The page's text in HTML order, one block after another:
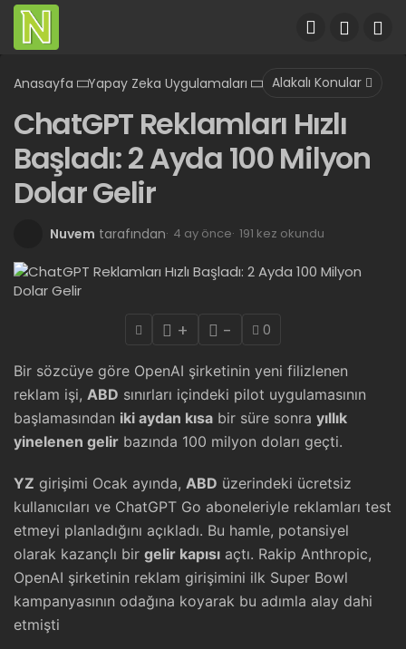
Anasayfa Yapay Zeka Uygulamaları Alakalı Konular
ChatGPT Reklamları Hızlı
Başladı: 2 Ayda 100 Milyon
Dolar Gelir
Nuvem tarafından 4 ay önce 191 kez okundu
+ - 0
Bir sözcüye göre OpenAI şirketinin yeni filizlenen
reklam işi, ABD sınırları içindeki pilot uygulamasının
başlamasından iki aydan kısa bir süre sonra yıllık
yinelenen gelir bazında 100 milyon doları geçti.
YZ girişimi Ocak ayında, ABD üzerindeki ücretsiz
kullanıcıları ve ChatGPT Go aboneleriyle reklamları test
etmeyi planladığını açıkladı. Bu hamle, potansiyel
olarak kazançlı bir gelir kapısı açtı. Rakip Anthropic,
OpenAI şirketinin reklam girişimini ilk Super Bowl
kampanyasının odağına koyarak bu adımla alay dahi
etmişti